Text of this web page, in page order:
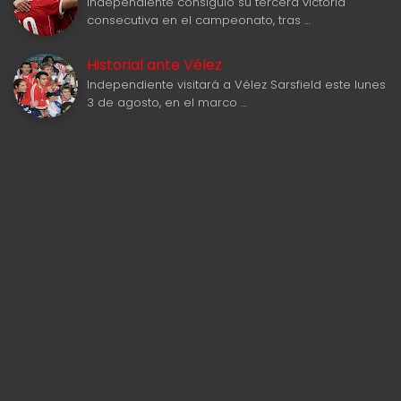
consecutiva en el campeonato, tras …
Historial ante Vélez
Independiente visitará a Vélez Sarsfield este lunes
3 de agosto, en el marco …